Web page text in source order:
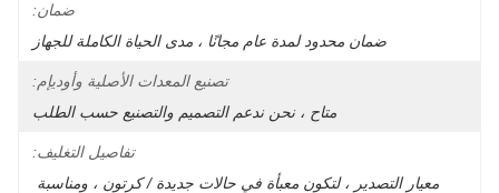
ضمان:
ضمان محدود لمدة عام مجانًا ، مدى الحياة الكاملة للجهاز
تصنيع المعدات الأصلية وأوديإم:
متاح ، نحن ندعم التصميم والتصنيع حسب الطلب
تفاصيل التغليف:
معيار التصدير ، لتكون معبأة في حالات جديدة / كرتون ، ومناسبة